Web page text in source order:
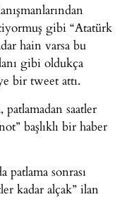
gibi “Atatürk
hain varsa bu
gibi oldukça
bir tweet attı.
saatler
başlıklı bir haber
patlama sonrası
kadar alçak” ilan